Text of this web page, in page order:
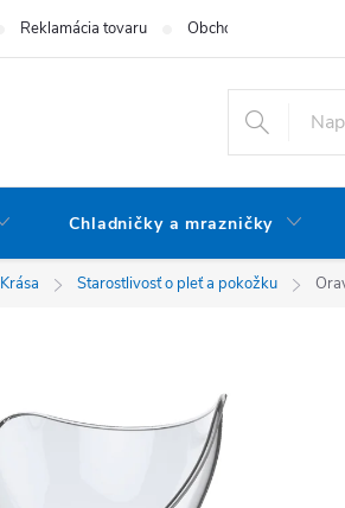
Reklamácia tovaru Obchodné podmienky
Chladničky a mrazničky
Krása Starostlivosť o pleť a pokožku